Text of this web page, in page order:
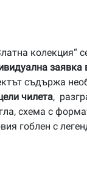
колекция“
заявка
съдържа
чилета,
схема с
гоблен с